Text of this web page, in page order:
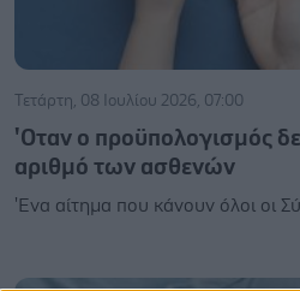
Τετάρτη, 08 Ιουλίου 2026, 07:00
'Οταν ο προϋπολογισμός
αριθμό των ασθενών
'Ενα αίτημα που κάνουν όλοι οι